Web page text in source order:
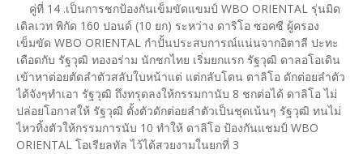
คู่ที่ 14 .เป็นการชกป้องกันเข็มขัดแขมป์ WBO ORIENTAL รุ่นมิด
เดิลเวท พิกัด 160 ปอนด์ (10 ยก) ระหว่าง ดาริโอ ซอคซี ผู้ครอง
เข็มขัด WBO ORIENTAL กำปั้นประสบการณ์แน่นจากอิตาลี ปะทะ
เดือดกับ รัฐวุฒิ ทองอร่าม นักชกไทย เริ่มยกแรก รัฐวุฒิ ดาลอโอเดิน
เข้าหาต่อยตัดลำตัวสลับใบหน้าแต่ แต่กลับโดน ดาลิโอ ดักต่อยลำตัว
ได้จังๆทำเอา รัฐวุฒิ ถึงทรุดลงให้กรรมกานับ 8 ชกต่อได้ ดาลิโอ ไม่
ปล่อยโอกาสให้ รัฐวุฒิ ตั้งตัวดักต่อยลำตัวเป็นชุดเน้นๆ รัฐวุฒิ ทนไม่
ไหวทิ้งตัวให้กรรมการนับ 10 ทำให้ ดาลิโอ ป้องกันแชมป์ WBO
ORIENTAL โอเรียลทัล ไว้ได้สวยงามในยกที่ 3